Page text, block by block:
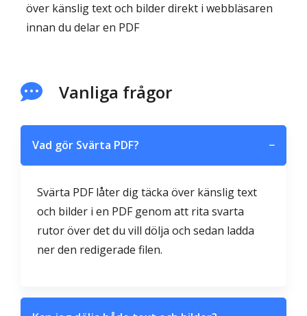
över känslig text och bilder direkt i webbläsaren
innan du delar en PDF
Vanliga frågor
Vad gör Svärta PDF? −
Svärta PDF låter dig täcka över känslig text
och bilder i en PDF genom att rita svarta
rutor över det du vill dölja och sedan ladda
ner den redigerade filen.